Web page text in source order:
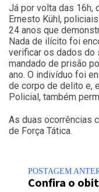
Já por volta das 16h,
Ernesto Kühl,
24 anos que
Nada de ilícito foi
verificar os dados do
mandado de prisão
ano. O indivíduo foi
de corpo de delito e,
Policial, também
As duas ocorrências
de Força Tática.
POSTAGEM
Confira o